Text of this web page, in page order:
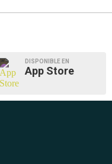
DISPONIBLE EN
App Store